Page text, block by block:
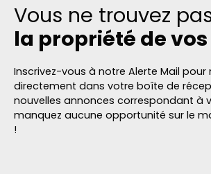
Vous ne trouvez
la propriété de vos
Inscrivez-vous à notre Alerte Mail pour
directement dans votre boîte de
nouvelles annonces correspondant à
manquez aucune opportunité sur le
!